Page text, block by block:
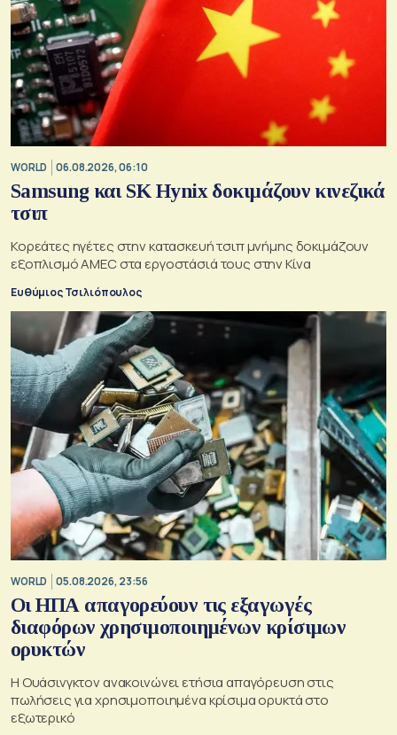
WORLD 06.08.2026, 06:10
Samsung και SK Hynix δοκιμάζουν κινεζικά
τσιπ
Κορεάτες ηγέτες στην κατασκευή τσιπ μνήμης δοκιμάζουν
εξοπλισμό AMEC στα εργοστάσιά τους στην Κίνα
Ευθύμιος Τσιλιόπουλος
WORLD 05.08.2026, 23:56
Οι ΗΠΑ απαγορεύουν τις εξαγωγές
διαφόρων χρησιμοποιημένων κρίσιμων
ορυκτών
Η Ουάσινγκτον ανακοινώνει ετήσια απαγόρευση στις
πωλήσεις για χρησιμοποιημένα κρίσιμα ορυκτά στο
εξωτερικό